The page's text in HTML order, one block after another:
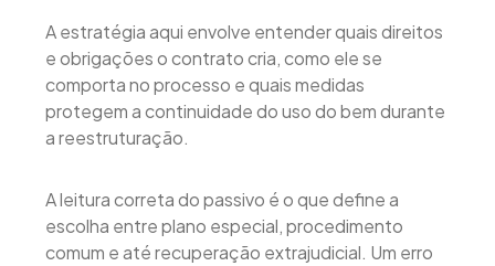
A estratégia aqui envolve entender quais direitos
e obrigações o contrato cria, como ele se
comporta no processo e quais medidas
protegem a continuidade do uso do bem durante
a reestruturação.
A leitura correta do passivo é o que define a
escolha entre plano especial, procedimento
comum e até recuperação extrajudicial. Um erro